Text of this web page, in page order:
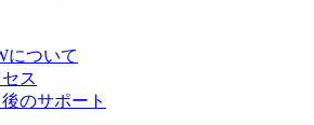
について
ス
のサポート